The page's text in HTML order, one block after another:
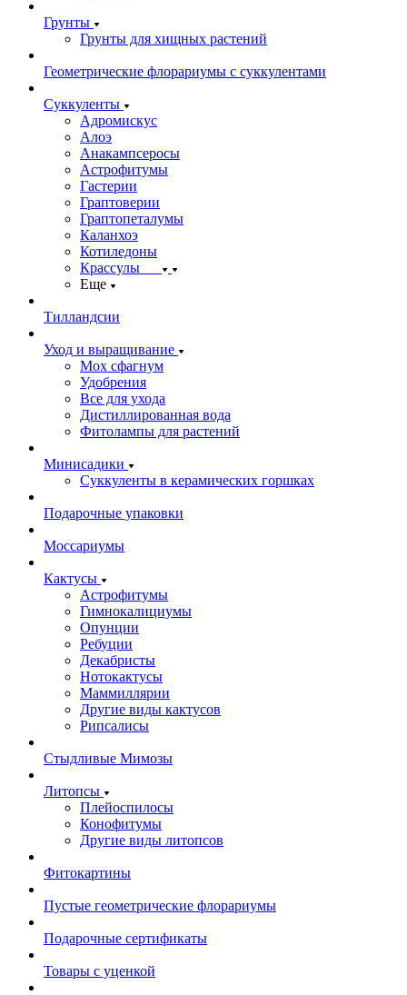
Грунты
Грунты для хищных растений
Геометрические флорариумы с суккулентами
Суккуленты
Адромискус
Алоэ
Анакампсеросы
Астрофитумы
Гастерии
Граптоверии
Граптопеталумы
Каланхоэ
Котиледоны
Крассулы
Еще
Тилландсии
Уход и выращивание
Мох сфагнум
Удобрения
Все для ухода
Дистиллированная вода
Фитолампы для растений
Минисадики
Суккуленты в керамических горшках
Подарочные упаковки
Моссариумы
Кактусы
Астрофитумы
Гимнокалициумы
Опунции
Ребуции
Декабристы
Нотокактусы
Маммиллярии
Другие виды кактусов
Рипсалисы
Стыдливые Мимозы
Литопсы
Плейоспилосы
Конофитумы
Другие виды литопсов
Фитокартины
Пустые геометрические флорариумы
Подарочные сертификаты
Товары с уценкой